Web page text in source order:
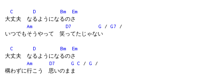
C D Bm
Em
大丈夫 なるようになるのさ
Am
D7 G / G7 /
いつでもそうやって 笑ってたじゃない
C D Bm
Em
大丈夫 なるようになるのさ
Am
D7 G C / G /
構わずに行こう 思いのまま